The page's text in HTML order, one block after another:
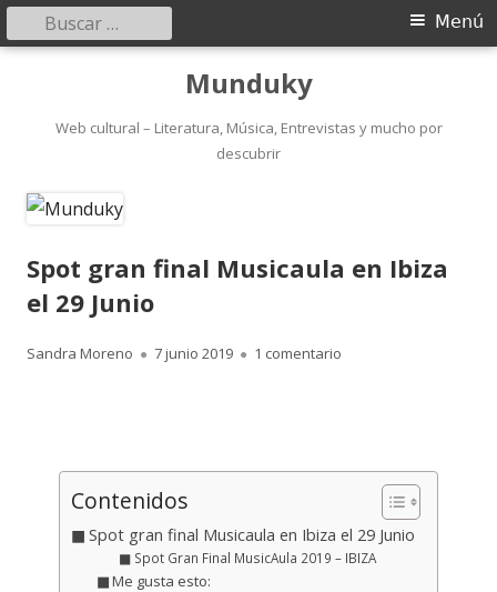
contenido
Munduky
Web cultural – Literatura, Música, Entrevistas y mucho por
descubrir
Menú
Menú
Buscar:
Spot gran final Musicaula en Ibiza
el 29 Junio
Autor
Sandra Moreno
Publicado
7 junio 2019 1 comentario
Contenidos
Spot gran final Musicaula en Ibiza el 29 Junio
Spot Gran Final MusicAula 2019 – IBIZA
Me gusta esto: